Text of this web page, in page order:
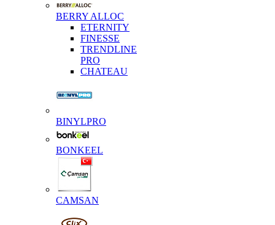
BERRY ALLOC
ETERNITY
FINESSE
TRENDLINE
PRO
CHATEAU
BINYLPRO
BONKEEL
CAMSAN